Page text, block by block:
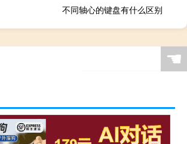
不同轴心的键盘有什么区别
☚